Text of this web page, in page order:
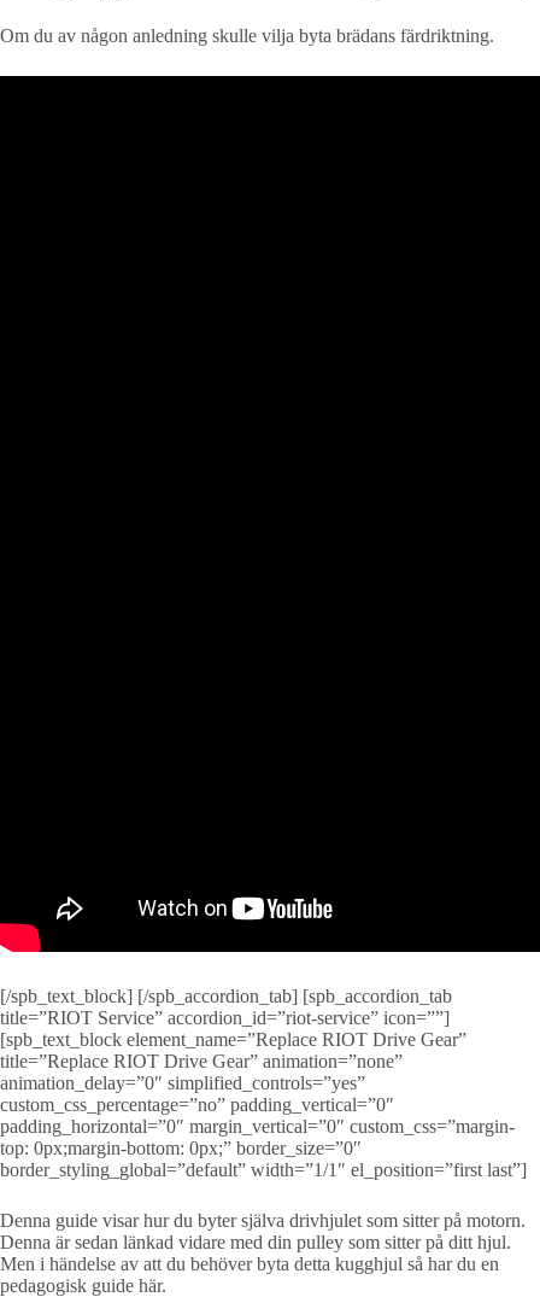
Om du av någon anledning skulle vilja byta brädans färdriktning.
[/spb_text_block] [/spb_accordion_tab] [spb_accordion_tab
title=”RIOT Service” accordion_id=”riot-service” icon=””]
[spb_text_block element_name=”Replace RIOT Drive Gear”
title=”Replace RIOT Drive Gear” animation=”none”
animation_delay=”0″ simplified_controls=”yes”
custom_css_percentage=”no” padding_vertical=”0″
padding_horizontal=”0″ margin_vertical=”0″ custom_css=”margin-
top: 0px;margin-bottom: 0px;” border_size=”0″
border_styling_global=”default” width=”1/1″ el_position=”first last”]
Denna guide visar hur du byter själva drivhjulet som sitter på motorn.
Denna är sedan länkad vidare med din pulley som sitter på ditt hjul.
Men i händelse av att du behöver byta detta kugghjul så har du en
pedagogisk guide här.